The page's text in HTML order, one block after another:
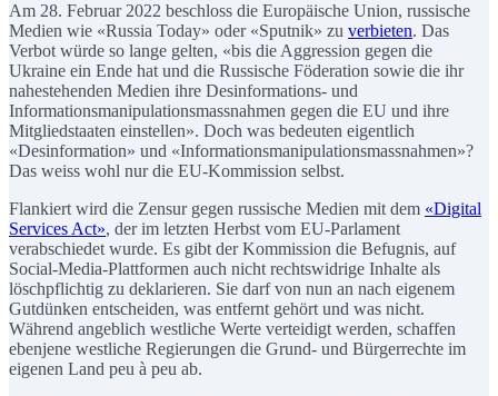
Am 28. Februar 2022 beschloss die Europäische Union, russische
Medien wie «Russia Today» oder «Sputnik» zu verbieten. Das
Verbot würde so lange gelten, «bis die Aggression gegen die
Ukraine ein Ende hat und die Russische Föderation sowie die ihr
nahestehenden Medien ihre Desinformations- und
Informationsmanipulationsmassnahmen gegen die EU und ihre
Mitgliedstaaten einstellen». Doch was bedeuten eigentlich
«Desinformation» und «Informationsmanipulationsmassnahmen»?
Das weiss wohl nur die EU-Kommission selbst.
Flankiert wird die Zensur gegen russische Medien mit dem «Digital
Services Act», der im letzten Herbst vom EU-Parlament
verabschiedet wurde. Es gibt der Kommission die Befugnis, auf
Social-Media-Plattformen auch nicht rechtswidrige Inhalte als
löschpflichtig zu deklarieren. Sie darf von nun an nach eigenem
Gutdünken entscheiden, was entfernt gehört und was nicht.
Während angeblich westliche Werte verteidigt werden, schaffen
ebenjene westliche Regierungen die Grund- und Bürgerrechte im
eigenen Land peu à peu ab.